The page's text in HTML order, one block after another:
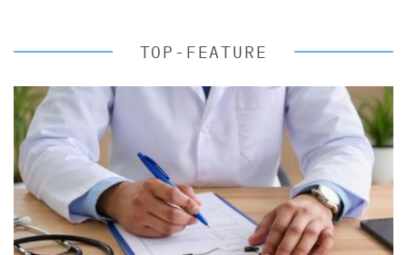
TOP-FEATURE